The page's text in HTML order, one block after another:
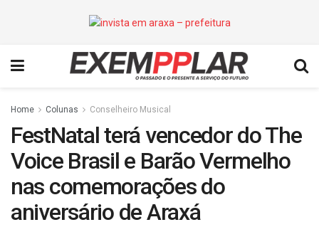
Home Colunas Conselheiro Musical
FestNatal terá vencedor do The
Voice Brasil e Barão Vermelho
nas comemorações do
aniversário de Araxá